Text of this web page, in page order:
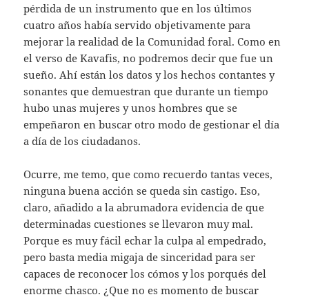
pérdida de un instrumento que en los últimos
cuatro años había servido objetivamente para
mejorar la realidad de la Comunidad foral. Como en
el verso de Kavafis, no podremos decir que fue un
sueño. Ahí están los datos y los hechos contantes y
sonantes que demuestran que durante un tiempo
hubo unas mujeres y unos hombres que se
empeñaron en buscar otro modo de gestionar el día
a día de los ciudadanos.
Ocurre, me temo, que como recuerdo tantas veces,
ninguna buena acción se queda sin castigo. Eso,
claro, añadido a la abrumadora evidencia de que
determinadas cuestiones se llevaron muy mal.
Porque es muy fácil echar la culpa al empedrado,
pero basta media migaja de sinceridad para ser
capaces de reconocer los cómos y los porqués del
enorme chasco. ¿Que no es momento de buscar